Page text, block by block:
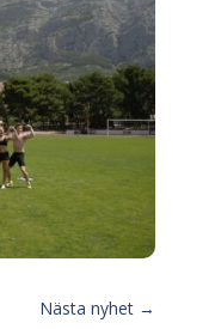
Nästa nyhet →